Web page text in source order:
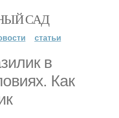
САД
статьи
в
Как